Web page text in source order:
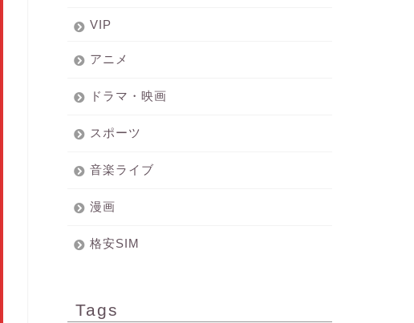
VIP
アニメ
ドラマ・映画
スポーツ
音楽ライブ
漫画
格安SIM
Tags